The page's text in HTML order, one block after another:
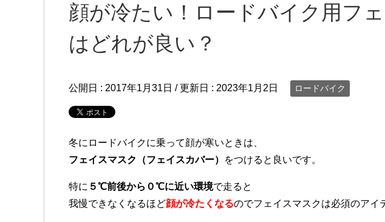
顔が冷たい！ロードバイク用フ
はどれが良い？
公開日 : 2017年1月31日 / 更新日 : 2023年1月2日 ロードバイク
冬にロードバイクに乗って顔が寒いときは、
フェイスマスク（フェイスカバー）
をつけると良いです。
特に ５℃前後から０℃に近い環境で走ると
我慢できなくなるほど顔が冷たくなるのでフェイスマスクは必須のアイ